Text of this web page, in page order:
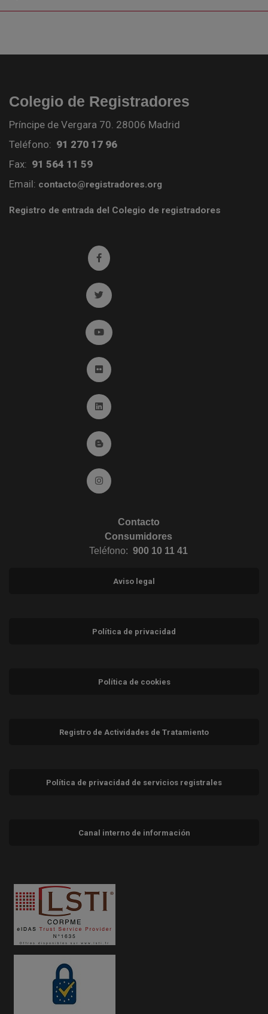
Colegio de Registradores
Príncipe de Vergara 70. 28006 Madrid
Teléfono: 91 270 17 96
Fax: 91 564 11 59
Email: contacto@registradores.org
Registro de entrada del Colegio de registradores
Ir a facebook (abre en ventana nueva)
Ir a twitter (abre en ventana nueva)
Ir a YouTube (abre en ventana nueva)
Ir a Flickr (abre en ventana nueva)
Ir a Linkedin (abre en ventana nueva)
Ir al Blog (abre en ventana nueva)
Ir a Instagram (abre en ventana nueva)
Contacto
Consumidores
Teléfono: 900 10 11 41
Aviso legal
Política de privacidad
Política de cookies
Registro de Actividades de Tratamiento
Política de privacidad de servicios registrales
Canal interno de información